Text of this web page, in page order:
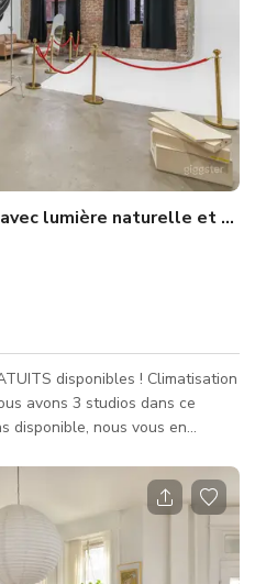
lumière naturelle et mur
disponibles ! Climatisation
disponible, nous vous en
et comprend désormais
*
minutes des
L Train * Fenêtres